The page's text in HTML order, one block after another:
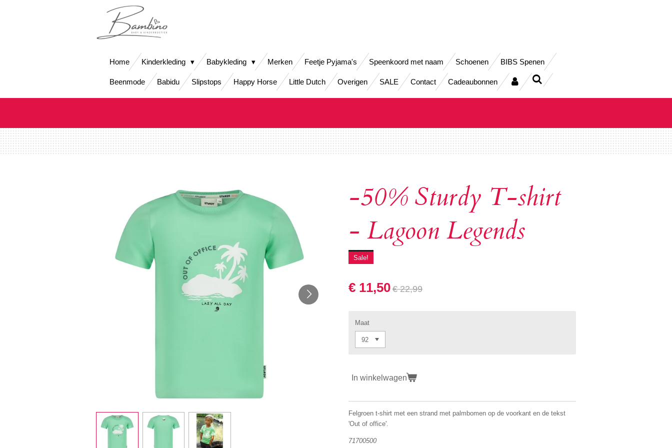
Home Kinderkleding Babykleding Merken Feetje Pyjama's Speenkoord met naam Schoenen BIBS Spenen
Beenmode Babidu Slipstops Happy Horse Little Dutch Overigen SALE Contact Cadeaubonnen
-50% Sturdy T-shirt
- Lagoon Legends
Sale!
€ 11,50€ 22,99
Maat
In winkelwagen
Felgroen t-shirt met een strand met palmbomen op de voorkant en de tekst
'Out of office'.
71700500